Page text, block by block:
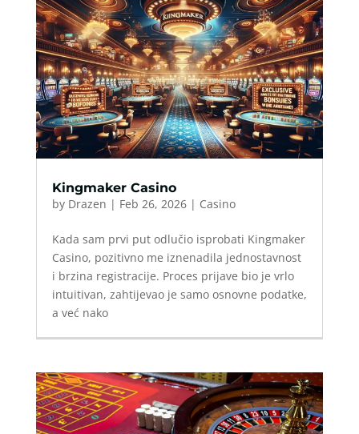
Kingmaker Casino
by Drazen | Feb 26, 2026| Casino
Kada sam prvi put odlučio isprobati Kingmaker
Casino, pozitivno me iznenadila jednostavnost
i brzina registracije. Proces prijave bio je vrlo
intuitivan, zahtijevao je samo osnovne podatke,
a već nako